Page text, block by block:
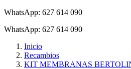
WhatsApp: 627 614 090
WhatsApp: 627 614 090
Inicio
Recambios
KIT MEMBRANAS